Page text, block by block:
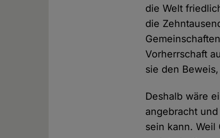
die Welt
die
Vorherrschaft
sie den
Deshalb wäre
angebracht
sein kann. Weil